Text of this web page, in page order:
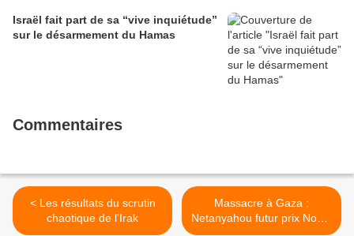
Israël fait part de sa “vive inquiétude”
sur le désarmement du Hamas
Commentaires
< Les résultats du scrutin
chaotique de l'Irak
Massacre à Gaza :
Netanyahou futur prix Nobel
de la paix? >